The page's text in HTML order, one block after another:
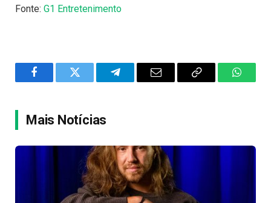
Fonte: G1 Entretenimento
FacebookTwitter TelegramEmail
Copy
Mais Notícias